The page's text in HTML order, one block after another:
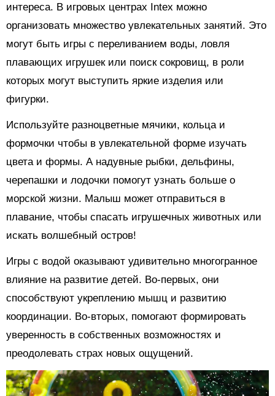
интереса. В игровых центрах Intex можно
организовать множество увлекательных занятий. Это
могут быть игры с переливанием воды, ловля
плавающих игрушек или поиск сокровищ, в роли
которых могут выступить яркие изделия или
фигурки.
Используйте разноцветные мячики, кольца и
формочки чтобы в увлекательной форме изучать
цвета и формы. А надувные рыбки, дельфины,
черепашки и лодочки помогут узнать больше о
морской жизни. Малыш может отправиться в
плавание, чтобы спасать игрушечных животных или
искать волшебный остров!
Игры с водой оказывают удивительно многогранное
влияние на развитие детей. Во-первых, они
способствуют укреплению мышц и развитию
координации. Во-вторых, помогают формировать
уверенность в собственных возможностях и
преодолевать страх новых ощущений.